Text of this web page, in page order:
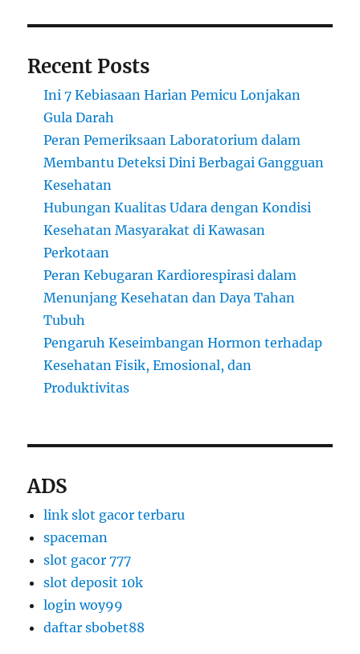
Recent Posts
Ini 7 Kebiasaan Harian Pemicu Lonjakan
Gula Darah
Peran Pemeriksaan Laboratorium dalam
Membantu Deteksi Dini Berbagai Gangguan
Kesehatan
Hubungan Kualitas Udara dengan Kondisi
Kesehatan Masyarakat di Kawasan
Perkotaan
Peran Kebugaran Kardiorespirasi dalam
Menunjang Kesehatan dan Daya Tahan
Tubuh
Pengaruh Keseimbangan Hormon terhadap
Kesehatan Fisik, Emosional, dan
Produktivitas
ADS
link slot gacor terbaru
spaceman
slot gacor 777
slot deposit 10k
login woy99
daftar sbobet88